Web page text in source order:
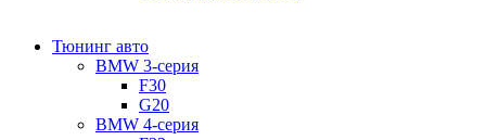
Тюнинг авто
BMW 3-серия
F30
G20
BMW 4-серия